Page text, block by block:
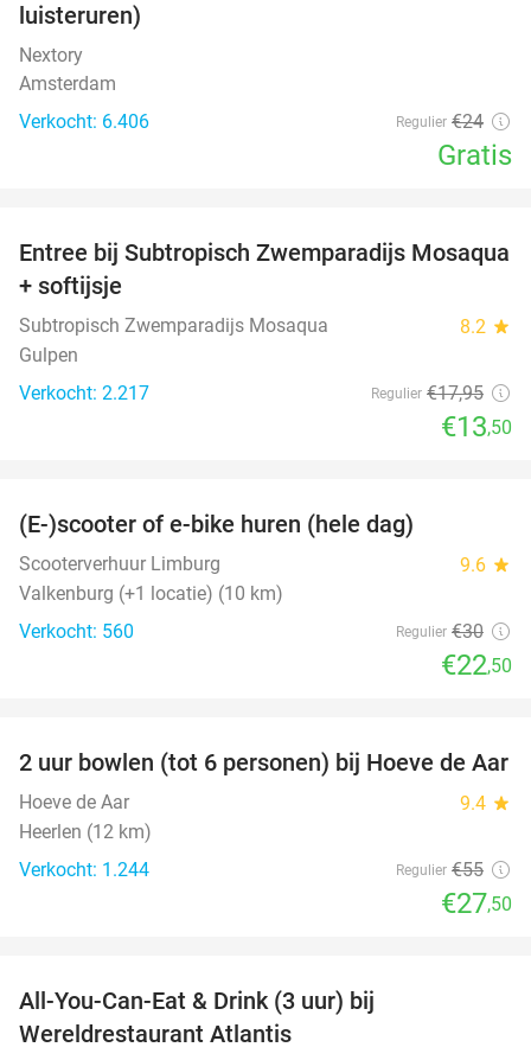
luisteruren)
Nextory
Amsterdam
Verkocht: 6.406
Regulier €24
Gratis
25%
Entree bij Subtropisch Zwemparadijs Mosaqua
+ softijsje
Subtropisch Zwemparadijs Mosaqua 8.2 star
Gulpen
Verkocht: 2.217
Regulier €17,95
€13,50
(E-)scooter of e-bike huren (hele dag)
Scooterverhuur Limburg 9.6 star
Valkenburg (+1 locatie) (10 km)
Verkocht: 560
Regulier €30
€22,50
50%
2 uur bowlen (tot 6 personen) bij Hoeve de Aar
Hoeve de Aar 9.4 star
Heerlen (12 km)
Verkocht: 1.244
Regulier €55
€27,50
All-You-Can-Eat & Drink (3 uur) bij
Wereldrestaurant Atlantis